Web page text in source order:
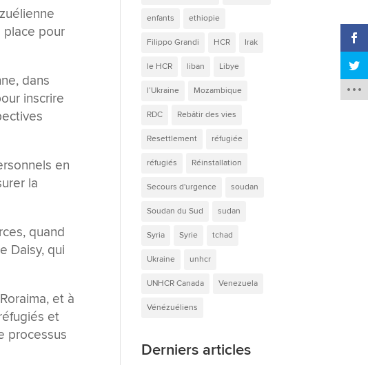
place pour
dans
inscrire
en
la
quand
Daisy, qui
et à
et
processus
enfants ethiopie
Filippo Grandi HCR Irak
le HCR liban Libye
l’Ukraine Mozambique
RDC Rebâtir des vies
Resettlement réfugiée
réfugiés Réinstallation
Secours d'urgence soudan
Soudan du Sud sudan
Syria Syrie tchad
Ukraine unhcr
UNHCR Canada Venezuela
Vénézuéliens
Derniers articles